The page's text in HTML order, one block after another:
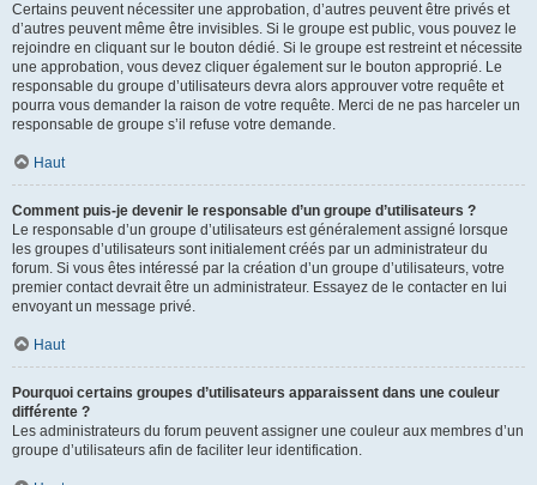
Certains peuvent nécessiter une approbation, d’autres peuvent être privés et
d’autres peuvent même être invisibles. Si le groupe est public, vous pouvez le
rejoindre en cliquant sur le bouton dédié. Si le groupe est restreint et nécessite
une approbation, vous devez cliquer également sur le bouton approprié. Le
responsable du groupe d’utilisateurs devra alors approuver votre requête et
pourra vous demander la raison de votre requête. Merci de ne pas harceler un
responsable de groupe s’il refuse votre demande.
Haut
Comment puis-je devenir le responsable d’un groupe d’utilisateurs ?
Le responsable d’un groupe d’utilisateurs est généralement assigné lorsque
les groupes d’utilisateurs sont initialement créés par un administrateur du
forum. Si vous êtes intéressé par la création d’un groupe d’utilisateurs, votre
premier contact devrait être un administrateur. Essayez de le contacter en lui
envoyant un message privé.
Haut
Pourquoi certains groupes d’utilisateurs apparaissent dans une couleur
différente ?
Les administrateurs du forum peuvent assigner une couleur aux membres d’un
groupe d’utilisateurs afin de faciliter leur identification.